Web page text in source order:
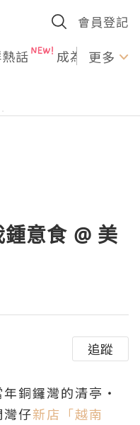
會員登記
話 成為U更多
意食 @ 美
追蹤
銅鑼灣的清亭・
仔新店「越南